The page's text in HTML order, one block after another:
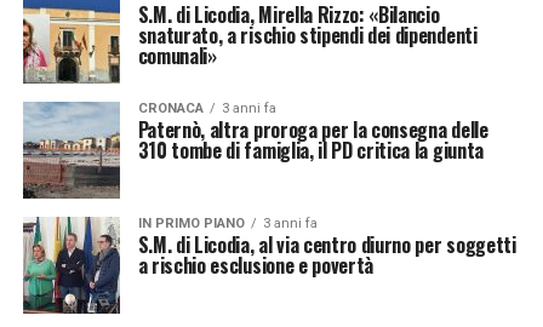
S.M. di Licodia, Mirella Rizzo: «Bilancio
snaturato, a rischio stipendi dei dipendenti
comunali»
CRONACA 3 anni fa
Paternò, altra proroga per la consegna delle
310 tombe di famiglia, il PD critica la giunta
IN PRIMO PIANO 3 anni fa
S.M. di Licodia, al via centro diurno per soggetti
a rischio esclusione e povertà